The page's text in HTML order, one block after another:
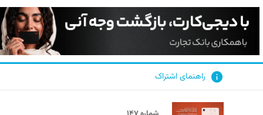
راهنمای اشتراک